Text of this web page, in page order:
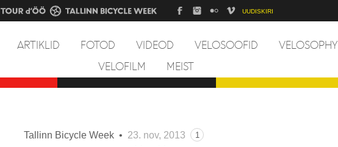
UUDISKIRI
ARTIKLID FOTOD VIDEOD VELOSOOFID
VELOSOPHY
VELOFILM
MEIST
Tallinn Bicycle Week • 23. nov, 2013 1